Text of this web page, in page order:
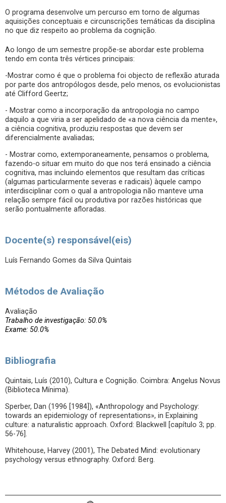
O programa desenvolve um percurso em torno de algumas
aquisições conceptuais e circunscrições temáticas da disciplina
no que diz respeito ao problema da cognição.
Ao longo de um semestre propõe-se abordar este problema
tendo em conta três vértices principais:
-Mostrar como é que o problema foi objecto de reflexão aturada
por parte dos antropólogos desde, pelo menos, os evolucionistas
até Clifford Geertz;
- Mostrar como a incorporação da antropologia no campo
daquilo a que viria a ser apelidado de «a nova ciência da mente»,
a ciência cognitiva, produziu respostas que devem ser
diferencialmente avaliadas;
- Mostrar como, extemporaneamente, pensamos o problema,
fazendo-o situar em muito do que nos terá ensinado a ciência
cognitiva, mas incluindo elementos que resultam das críticas
(algumas particularmente severas e radicais) àquele campo
interdisciplinar com o qual a antropologia não manteve uma
relação sempre fácil ou produtiva por razões históricas que
serão pontualmente afloradas.
Docente(s) responsável(eis)
Luís Fernando Gomes da Silva Quintais
Métodos de Avaliação
Avaliação
Trabalho de investigação: 50.0%
Exame: 50.0%
Bibliografia
Quintais, Luís (2010), Cultura e Cognição. Coimbra: Angelus Novus
(Biblioteca Mínima).
Sperber, Dan (1996 [1984]), «Anthropology and Psychology:
towards an epidemiology of representations», in Explaining
culture: a naturalistic approach. Oxford: Blackwell [capítulo 3; pp.
56-76].
Whitehouse, Harvey (2001), The Debated Mind: evolutionary
psychology versus ethnography. Oxford: Berg.